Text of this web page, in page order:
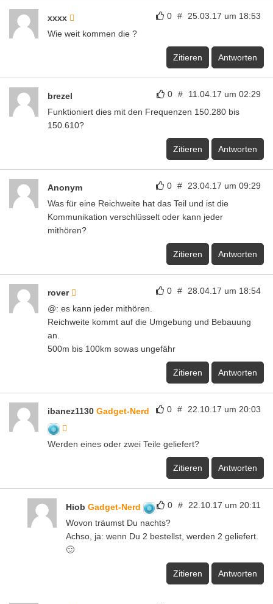
0 # 25.03.17 um 18:53
xxxx
Wie weit kommen die ?
Zitieren Antworten
0 # 11.04.17 um 02:29
brezel
Funktioniert dies mit den Frequenzen 150.280 bis
150.610?
Zitieren Antworten
0 # 23.04.17 um 09:29
Anonym
Was für eine Reichweite hat das Teil und ist die
Kommunikation verschlüsselt oder kann jeder
mithören?
Zitieren Antworten
0 # 28.04.17 um 18:54
rover
@: es kann jeder mithören.
Reichweite kommt auf die Umgebung und Bebauung
an.
500m bis 100km sowas ungefähr
Zitieren Antworten
0 # 22.10.17 um 20:03
ibanez1130 Gadget-Nerd
Werden eines oder zwei Teile geliefert?
Zitieren Antworten
0 # 22.10.17 um 20:11
Hiob Gadget-Nerd
Wovon träumst Du nachts?
Achso, ja: wenn Du 2 bestellst, werden 2 geliefert.
🙂
Zitieren Antworten